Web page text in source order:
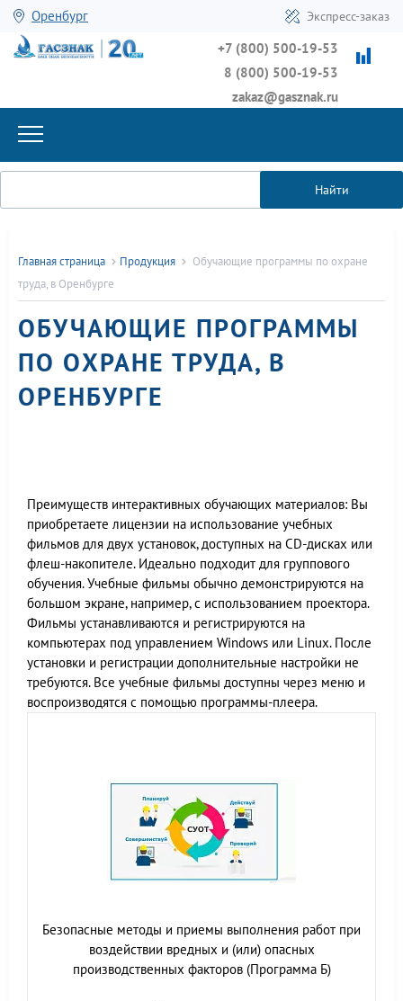
Оренбург Экспресс-заказ
+7 (800) 500-19-53
8 (800) 500-19-53
zakaz@gasznak.ru
Найти
Главная страница Продукция
Обучающие программы по охране
труда, в Оренбурге
ОБУЧАЮЩИЕ ПРОГРАММЫ
ПО ОХРАНЕ ТРУДА, В
ОРЕНБУРГЕ
Преимуществ интерактивных обучающих материалов: Вы
приобретаете лицензии на использование учебных
фильмов для двух установок, доступных на CD-дисках или
флеш-накопителе. Идеально подходит для группового
обучения. Учебные фильмы обычно демонстрируются на
большом экране, например, с использованием проектора.
Фильмы устанавливаются и регистрируются на
компьютерах под управлением Windows или Linux. После
установки и регистрации дополнительные настройки не
требуются. Все учебные фильмы доступны через меню и
воспроизводятся с помощью программы-плеера.
Безопасные методы и приемы выполнения работ при
воздействии вредных и (или) опасных
производственных факторов (Программа Б)